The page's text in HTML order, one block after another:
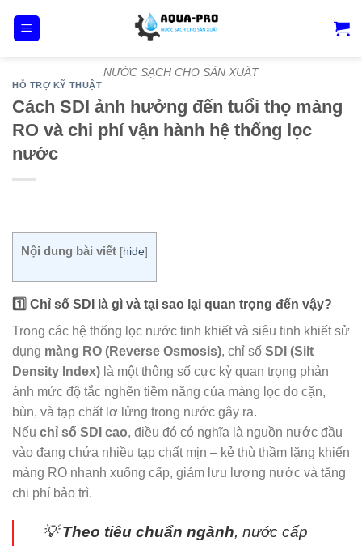
NƯỚC SẠCH CHO SẢN XUẤT
HỖ TRỢ KỸ THUẬT
Cách SDI ảnh hưởng đến tuổi thọ màng
RO và chi phí vận hành hệ thống lọc
nước
Nội dung bài viết [hide]
1️⃣ Chỉ số SDI là gì và tại sao lại quan trọng đến vậy?
Trong các hệ thống lọc nước tinh khiết và siêu tinh khiết sử
dụng màng RO (Reverse Osmosis), chỉ số SDI (Silt
Density Index) là một thông số cực kỳ quan trọng phản
ánh mức độ tắc nghẽn tiềm năng của màng lọc do cặn,
bùn, và tạp chất lơ lửng trong nước gây ra.
Nếu chỉ số SDI cao, điều đó có nghĩa là nguồn nước đầu
vào đang chứa nhiều tạp chất mịn – kẻ thù thầm lặng khiến
màng RO nhanh xuống cấp, giảm lưu lượng nước và tăng
chi phí bảo trì.
💡Theo tiêu chuẩn ngành, nước cấp